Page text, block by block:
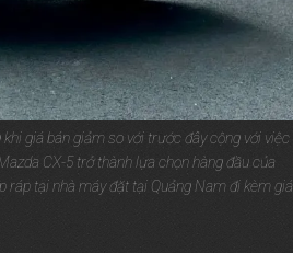
giá bán giảm so với trước đây cộng với việc
CX-5 trở thành lựa chọn hàng đầu của
ráp tại nhà máy đặt tại Quảng Nam đi kèm giá